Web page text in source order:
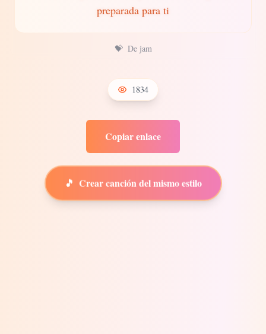
preparada para ti
💝 De jam
1834
Copiar enlace
🎵 Crear canción del mismo estilo